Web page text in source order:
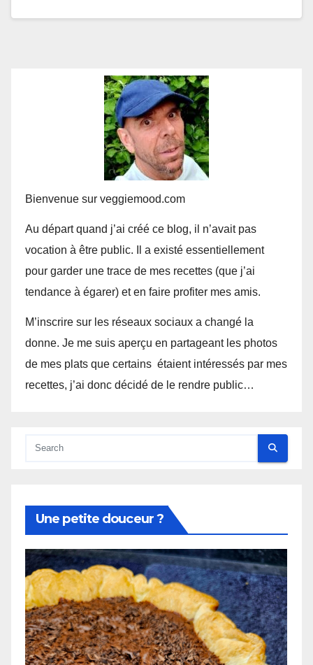
Bienvenue sur veggiemood.com
Au départ quand j’ai créé ce blog, il n’avait pas
vocation à être public. Il a existé essentiellement
pour garder une trace de mes recettes (que j’ai
tendance à égarer) et en faire profiter mes amis.
M’inscrire sur les réseaux sociaux a changé la
donne. Je me suis aperçu en partageant les photos
de mes plats que certains étaient intéressés par mes
recettes, j’ai donc décidé de le rendre public…
Une petite douceur ?